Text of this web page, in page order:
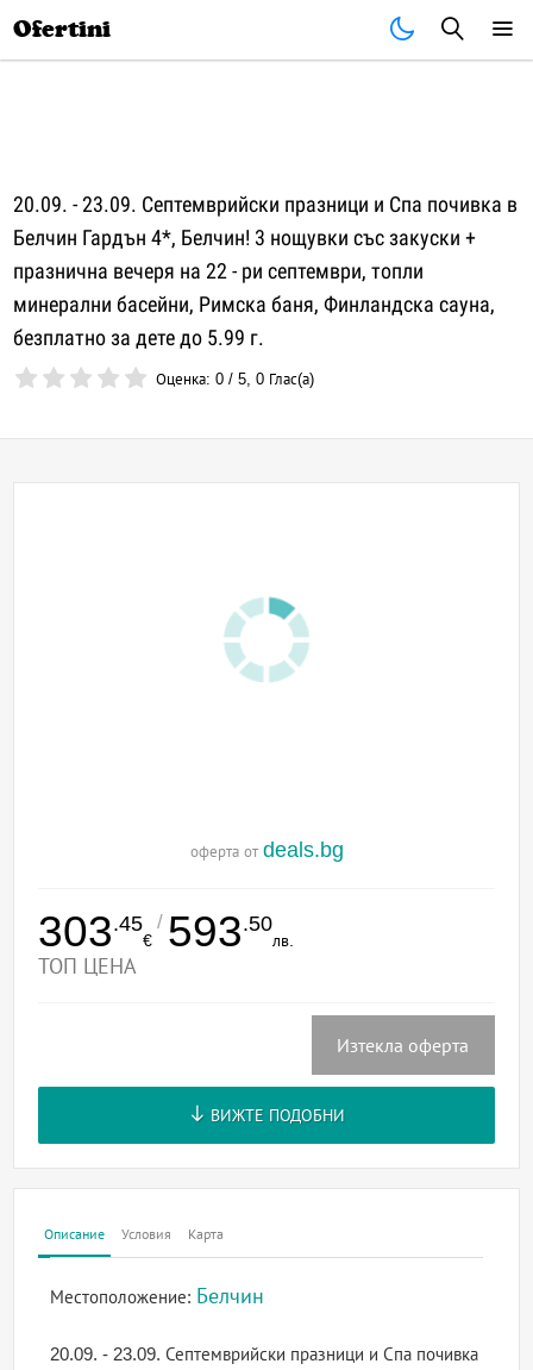
Ofertini
20.09. - 23.09. Септемврийски празници и Спа почивка в
Белчин Гардън 4*, Белчин! 3 нощувки със закуски +
празнична вечеря на 22 - ри септември, топли
минерални басейни, Римска баня, Финландска сауна,
безплатно за дете до 5.99 г.
Оценка:0 /5,0 Глас(а)
оферта от deals.bg
303.45
€
/ 593.50
лв.
ТОП ЦЕНА
Изтекла оферта
ВИЖТЕ ПОДОБНИ
Описание Условия Карта
Местоположение: Белчин
20.09. - 23.09. Септемврийски празници и Спа почивка